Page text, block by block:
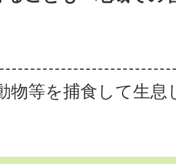
物等を捕食して生